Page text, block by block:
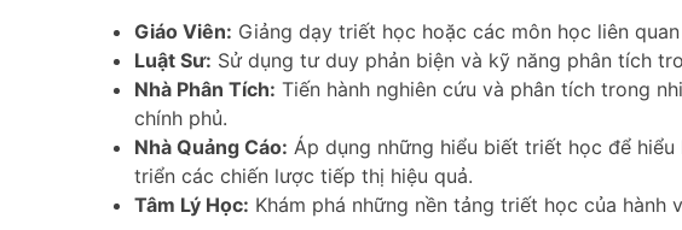
Giáo Viên: Giảng dạy triết học hoặc các môn học liên
Luật Sư: Sử dụng tư duy phản biện và kỹ năng phân tích
Nhà Phân Tích: Tiến hành nghiên cứu và phân tích trong
chính phủ.
Nhà Quảng Cáo: Áp dụng những hiểu biết triết học để
triển các chiến lược tiếp thị hiệu quả.
Tâm Lý Học: Khám phá những nền tảng triết học của